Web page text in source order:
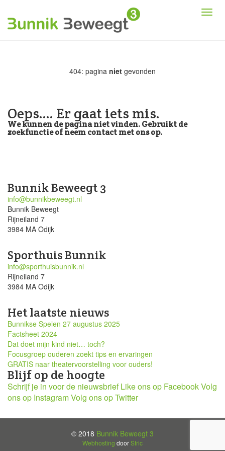
404: pagina niet gevonden
Oeps.... Er gaat iets mis.
We kunnen de pagina niet vinden. Gebruikt de
zoekfunctie of neem contact met ons op.
Bunnik Beweegt 3
info@bunnikbeweegt.nl
Bunnik Beweegt
Rijneiland 7
3984 MA Odijk
Sporthuis Bunnik
info@sporthuisbunnik.nl
Rijneiland 7
3984 MA Odijk
Het laatste nieuws
Bunnikse Spelen 27 augustus 2025
Factsheet 2024
Dat doet mijn kind niet… toch?
Focusgroep ouderen zoekt tips en ervaringen
GRATIS naar theatervoorstelling voor ouders!
Blijf op de hoogte
Schrijf je in voor de nieuwsbrief Like ons op FacebookVolg
ons op InstagramVolg ons op Twitter
© 2018 Bunnik Beweegt 3
Webhosting doorStric